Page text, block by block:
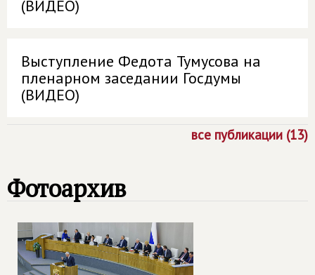
(ВИДЕО)
Выступление Федота Тумусова на
пленарном заседании Госдумы
(ВИДЕО)
все публикации (13)
Фотоархив